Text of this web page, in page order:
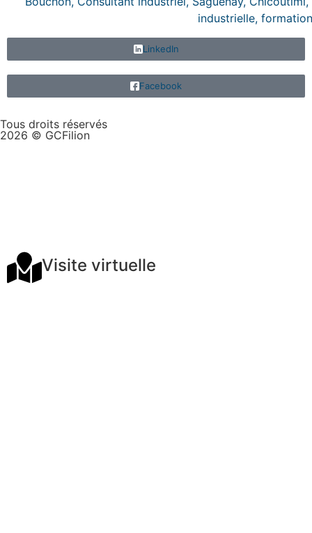
LinkedIn
Facebook
Tous droits réservés
2026 © GCFilion
Visite virtuelle